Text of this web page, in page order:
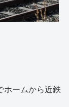
ホームから近鉄